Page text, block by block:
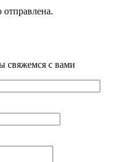
свяжемся с вами